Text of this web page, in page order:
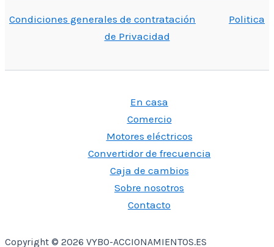
Condiciones generales de contratación
Politica
de Privacidad
En casa
Comercio
Motores eléctricos
Convertidor de frecuencia
Caja de cambios
Sobre nosotros
Contacto
Copyright © 2026 VYBO-ACCIONAMIENTOS.ES